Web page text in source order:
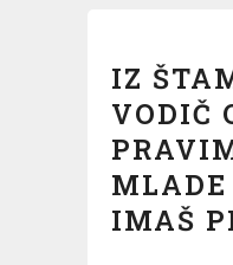
IZ
VODIČ
MLADE
IMAŠ